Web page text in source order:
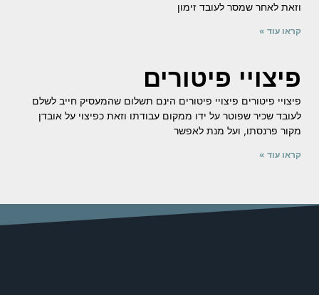
וזאת לאחר שמסר לעובד זימון
קראו עוד »
פיצויי פיטורים
פיצויי פיטורים פיצויי פיטורים הינם תשלום שהמעסיק חייב לשלם
לעובד שכיר שפוטר על ידו ממקום עבודתו וזאת כפיצוי על אובדן
מקור פרנסתו, ועל מנת לאפשר
קראו עוד »